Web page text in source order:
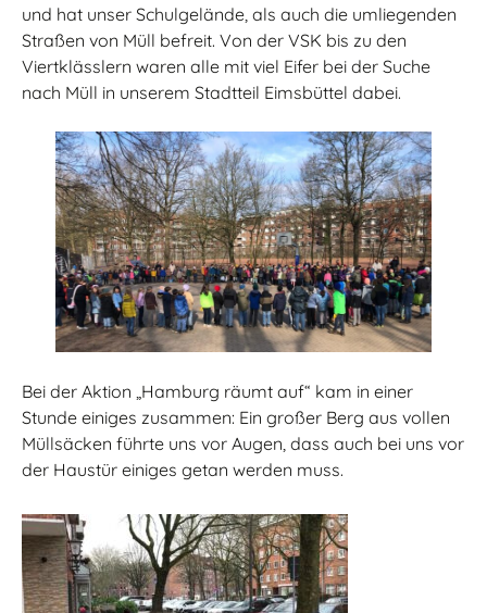
und hat unser Schulgelände, als auch die umliegenden
Straßen von Müll befreit. Von der VSK bis zu den
Viertklässlern waren alle mit viel Eifer bei der Suche
nach Müll in unserem Stadtteil Eimsbüttel dabei.
Bei der Aktion „Hamburg räumt auf“ kam in einer
Stunde einiges zusammen: Ein großer Berg aus vollen
Müllsäcken führte uns vor Augen, dass auch bei uns vor
der Haustür einiges getan werden muss.